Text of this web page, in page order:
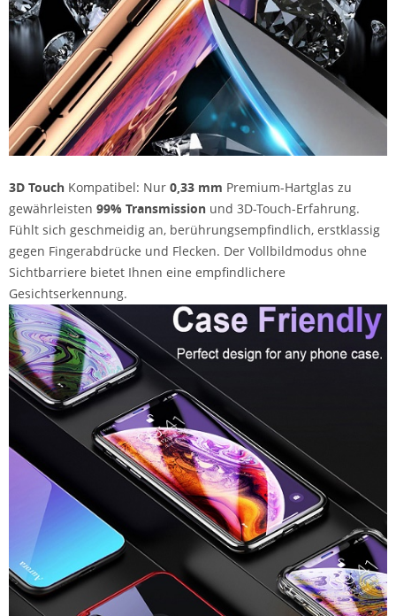
3D Touch Kompatibel: Nur 0,33 mm Premium-Hartglas zu
gewährleisten 99% Transmission und 3D-Touch-Erfahrung.
Fühlt sich geschmeidig an, berührungsempfindlich, erstklassig
gegen Fingerabdrücke und Flecken. Der Vollbildmodus ohne
Sichtbarriere bietet Ihnen eine empfindlichere
Gesichtserkennung.